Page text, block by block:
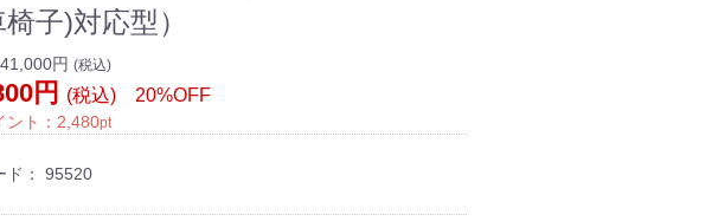
子)対応型）
円 (税込)
円 (税込) 20%OFF
ト： 2,480pt
ド： 95520